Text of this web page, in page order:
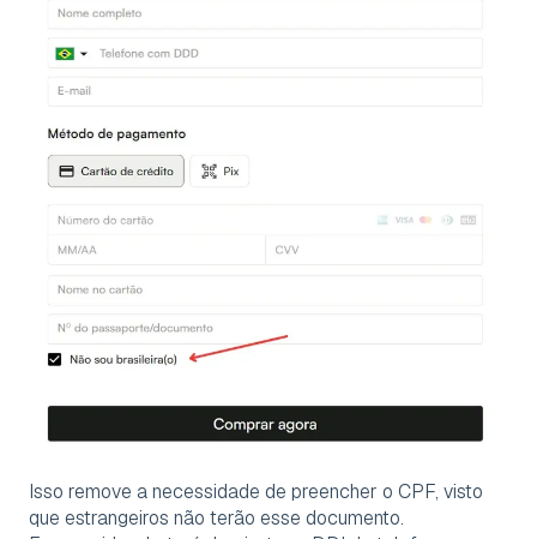
Isso remove a necessidade de preencher o CPF, visto
que estrangeiros não terão esse documento.